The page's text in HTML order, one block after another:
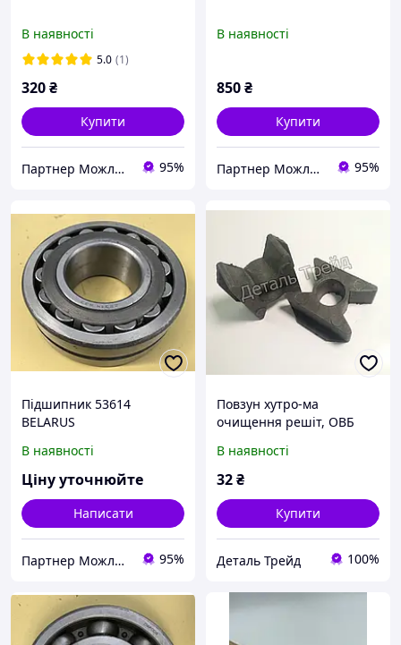
В наявності
5.0 (1)
320₴
Купити
Партнер Можливостей 95%
В наявності
850₴
Купити
Партнер Можливостей 95%
Підшипник 53614
BELARUS
В наявності
Ціну уточнюйте
Написати
Партнер Можливостей 95%
Повзун хутро-ма
очищення решіт, ОВБ
В наявності
32₴
Купити
Деталь Трейд 100%